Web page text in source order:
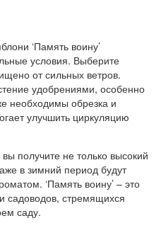
‘Память воину’
условия. Выберите
от сильных ветров.
удобрениями, особенно
необходимы обрезка и
улучшить циркуляцию
получите не только высокий
в зимний период будут
‘Память воину’ – это
садоводов, стремящихся
саду.